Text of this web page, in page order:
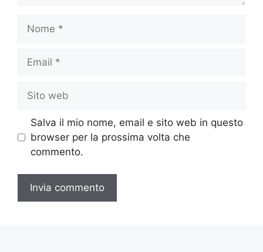
web
Salva il mio nome, email e sito web in questo
browser per la prossima volta che
commento.